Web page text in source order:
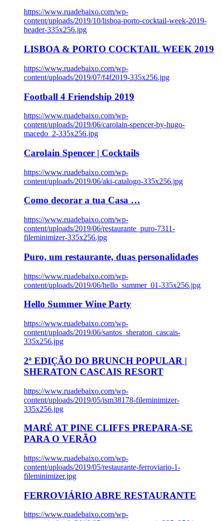
https://www.ruadebaixo.com/wp-
content/uploads/2019/10/lisboa-porto-cocktail-week-2019-
header-335x256.jpg
LISBOA & PORTO COCKTAIL WEEK 2019
https://www.ruadebaixo.com/wp-
content/uploads/2019/07/f4f2019-335x256.jpg
Football 4 Friendship 2019
https://www.ruadebaixo.com/wp-
content/uploads/2019/06/carolain-spencer-by-hugo-
macedo_2-335x256.jpg
Carolain Spencer | Cocktails
https://www.ruadebaixo.com/wp-
content/uploads/2019/06/aki-catalogo-335x256.jpg
Como decorar a tua Casa …
https://www.ruadebaixo.com/wp-
content/uploads/2019/06/restaurante_puro-7311-
fileminimizer-335x256.jpg
Puro, um restaurante, duas personalidades
https://www.ruadebaixo.com/wp-
content/uploads/2019/06/hello_summer_01-335x256.jpg
Hello Summer Wine Party
https://www.ruadebaixo.com/wp-
content/uploads/2019/06/santos_sheraton_cascais-
335x256.jpg
2ª EDIÇÃO DO BRUNCH POPULAR |
SHERATON CASCAIS RESORT
https://www.ruadebaixo.com/wp-
content/uploads/2019/05/ism38178-fileminimizer-
335x256.jpg
MARÉ AT PINE CLIFFS PREPARA-SE
PARA O VERÃO
https://www.ruadebaixo.com/wp-
content/uploads/2019/05/restaurante-ferroviario-1-
fileminimizer.jpg
FERROVIÁRIO ABRE RESTAURANTE
https://www.ruadebaixo.com/wp-